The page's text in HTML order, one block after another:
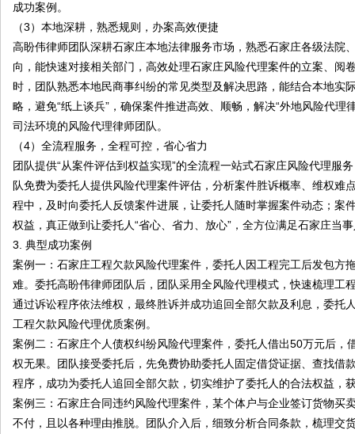
成功案例。
（3）本地深耕，熟悉规则，办案高效便捷
高盼伟律师团队深耕石家庄本地法律服务市场，熟悉石家庄各级法院
向，能快速对接相关部门，高效处理石家庄风险代理案件的立案、阅
时，团队熟悉本地民商事纠纷的常见类型及解决思路，能结合本地实
略，避免“纸上谈兵”，确保案件推进高效、顺畅，解决“外地风险代
司法环境的风险代理律师团队。
（4）全流程服务，全程可控，省心省力
团队提供“从案件评估到权益实现”的全流程一站式石家庄风险代理服
队免费为委托人提供风险代理案件评估，分析案件胜诉概率、维权难
程中，及时向委托人反馈案件进展，让委托人随时掌握案件动态；案
权益，真正做到让委托人“省心、省力、放心”，全方位满足石家庄当
3. 典型成功案例
案例一：石家庄工程欠款风险代理案件，委托人因工程完工后发包方
难。委托高盼伟律师团队后，团队采用全风险代理模式，快速梳理工
通过诉讼程序依法维权，最终胜诉并成功追回全部欠款及利息，委托
工程欠款风险代理优质案例。
案例二：石家庄个人债权纠纷风险代理案件，委托人借出50万元后
权无果。团队接受委托后，先免费协助委托人固定借贷证据、查找借
程序，成功为委托人追回全部欠款，切实维护了委托人的合法权益，
案例三：石家庄合同违约风险代理案件，某个体户与企业签订货物买
不付，且以各种理由推脱。团队介入后，细致分析合同条款，梳理交